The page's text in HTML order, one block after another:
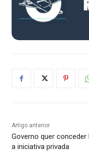
Artigo anterior
Governo quer conceder
a iniciativa privada